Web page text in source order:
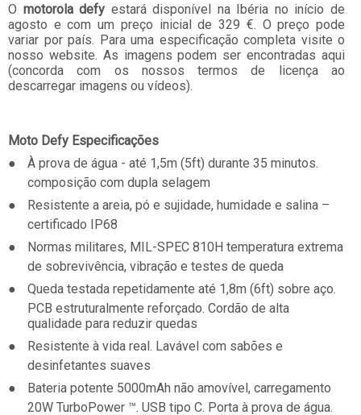
O motorola defy estará disponível na Ibéria no início de
agosto e com um preço inicial de 329 €. O preço pode
variar por país. Para uma especificação completa visite o
nosso website. As imagens podem ser encontradas aqui
(concorda com os nossos termos de licença ao
descarregar imagens ou vídeos).
Moto Defy Especificações
● À prova de água - até 1,5m (5ft) durante 35 minutos.
composição com dupla selagem
●
Resistente a areia, pó e sujidade, humidade e salina –
certificado IP68
●
Normas militares, MIL-SPEC 810H temperatura extrema
de sobrevivência, vibração e testes de queda
●
Queda testada repetidamente até 1,8m (6ft) sobre aço.
PCB estruturalmente reforçado. Cordão de alta
qualidade para reduzir quedas
●
Resistente à vida real. Lavável com sabões e
desinfetantes suaves
●
Bateria potente 5000mAh não amovível, carregamento
20W TurboPower ™. USB tipo C. Porta à prova de água.